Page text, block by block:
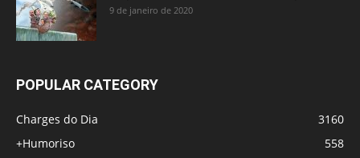
9 de janeiro de 2020
POPULAR CATEGORY
Charges do Dia
3160
+Humoriso
558